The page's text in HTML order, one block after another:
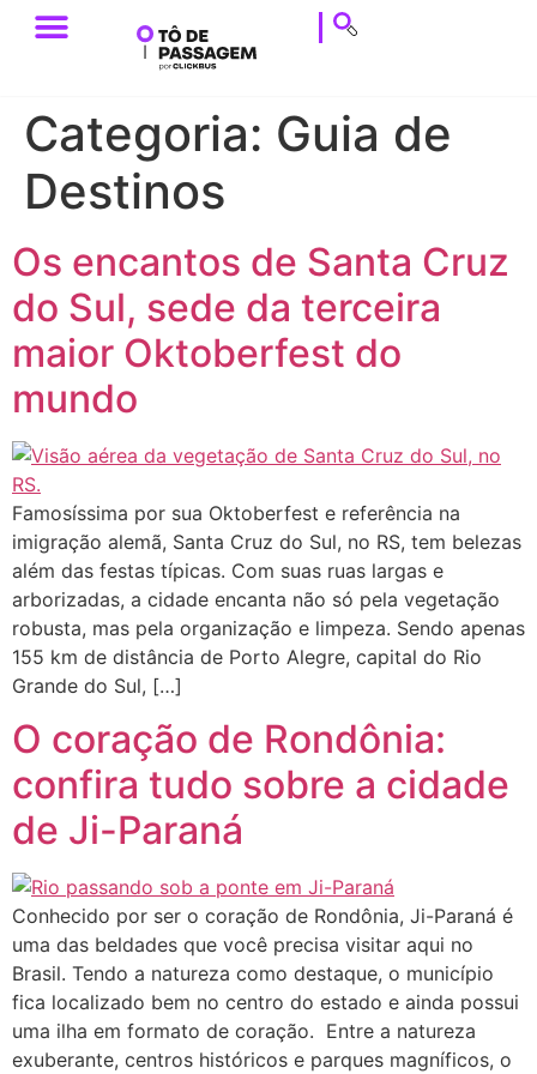
Categoria: Guia de
Destinos
Os encantos de Santa Cruz
do Sul, sede da terceira
maior Oktoberfest do
mundo
Famosíssima por sua Oktoberfest e referência na
imigração alemã, Santa Cruz do Sul, no RS, tem belezas
além das festas típicas. Com suas ruas largas e
arborizadas, a cidade encanta não só pela vegetação
robusta, mas pela organização e limpeza. Sendo apenas
155 km de distância de Porto Alegre, capital do Rio
Grande do Sul, […]
O coração de Rondônia:
confira tudo sobre a cidade
de Ji-Paraná
Conhecido por ser o coração de Rondônia, Ji-Paraná é
uma das beldades que você precisa visitar aqui no
Brasil. Tendo a natureza como destaque, o município
fica localizado bem no centro do estado e ainda possui
uma ilha em formato de coração. Entre a natureza
exuberante, centros históricos e parques magníficos, o